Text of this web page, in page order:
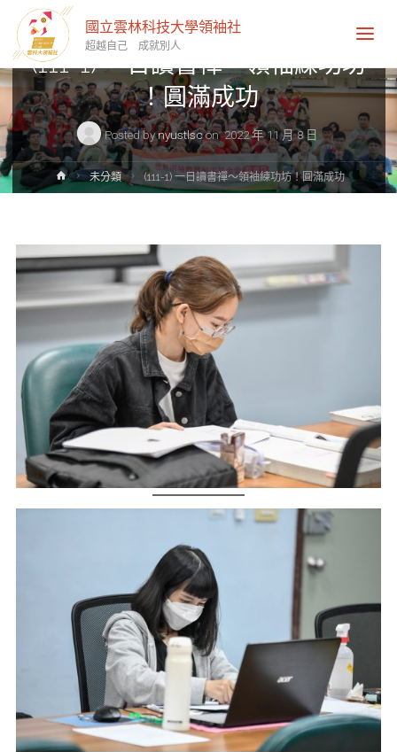
國立雲林科技大學領袖社
超越自己 成就別人
(111-1) 一日讀書禪～領袖練功坊​
！圓滿成功
Posted bynyustlscon 2022 年 11 月 8 日
未分類
Home未分類 (111-1) 一日讀書禪～領袖練功坊​！圓滿成功